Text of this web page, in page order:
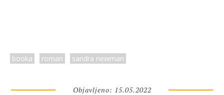
booka roman sandra newman
Objavljeno: 15.05.2022